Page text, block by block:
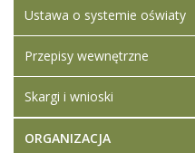
Artykuł został
zmieniony.
Dodane
Umowa
Zapytanie
ofertowe
środa,
03
kwiecień
16:21
Ustawa o systemie oświaty
Przepisy wewnętrzne
Skargi i wnioski
ORGANIZACJA